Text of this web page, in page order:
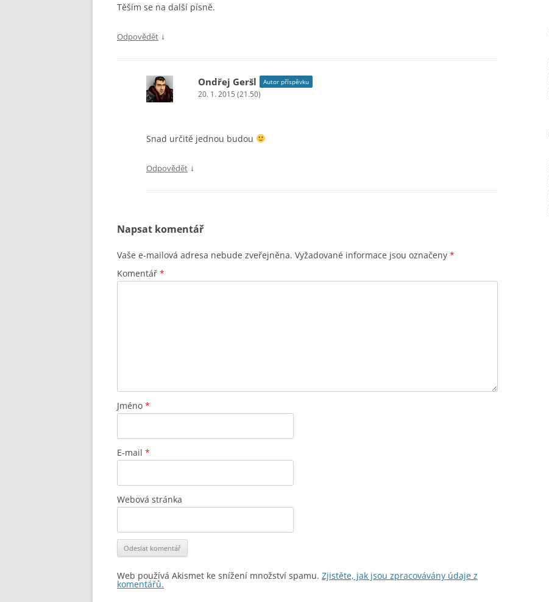
Těším se na další písně.
Odpovědět ↓
Ondřej Geršl Autor příspěvku
20. 1. 2015 (21.50)
Snad určitě jednou budou
Odpovědět ↓
Napsat komentář
Vaše e-mailová adresa nebude zveřejněna. Vyžadované informace jsou označeny *
Komentář *
Jméno *
E-mail *
Webová stránka
Web používá Akismet ke snížení množství spamu. Zjistěte, jak jsou zpracovávány údaje z
komentářů.